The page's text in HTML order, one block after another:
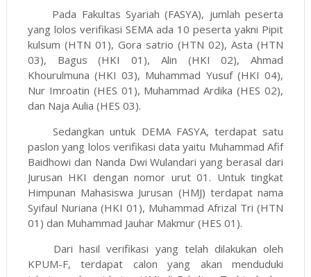
Pada Fakultas Syariah (FASYA), jumlah peserta
yang lolos verifikasi SEMA ada 10 peserta yakni Pipit
kulsum (HTN 01), Gora satrio (HTN 02), Asta (HTN
03), Bagus (HKI 01), Alin (HKI 02), Ahmad
Khourulmuna (HKI 03), Muhammad Yusuf (HKI 04),
Nur Imroatin (HES 01), Muhammad Ardika (HES 02),
dan Naja Aulia (HES 03).
Sedangkan untuk DEMA FASYA, terdapat satu
paslon yang lolos verifikasi data yaitu Muhammad Afif
Baidhowi dan Nanda Dwi Wulandari yang berasal dari
Jurusan HKI dengan nomor urut 01. Untuk tingkat
Himpunan Mahasiswa Jurusan (HMJ) terdapat nama
Syifaul Nuriana (HKI 01), Muhammad Afrizal Tri (HTN
01) dan Muhammad Jauhar Makmur (HES 01).
Dari hasil verifikasi yang telah dilakukan oleh
KPUM-F, terdapat calon yang akan menduduki